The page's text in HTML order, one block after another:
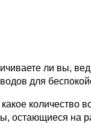
ли вы,
для
остающиеся на